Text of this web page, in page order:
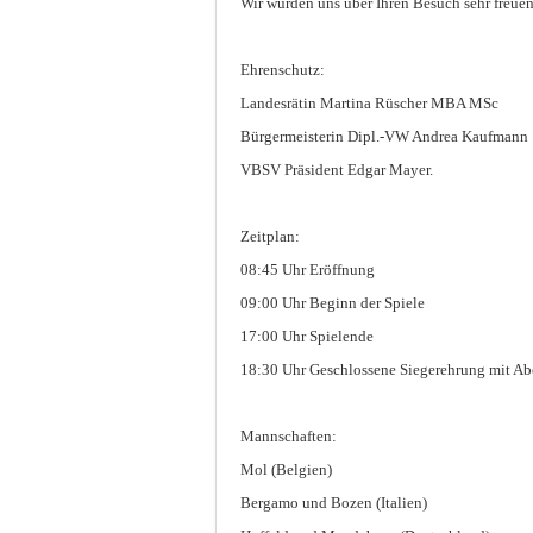
Ehrenschutz:
Landesrätin Martina Rüscher MBA MSc
Bürgermeisterin Dipl.-VW Andrea Kaufmann
VBSV Präsident Edgar Mayer.
Zeitplan:
08:45 Uhr Eröffnung
09:00 Uhr Beginn der Spiele
17:00 Uhr Spielende
18:30 Uhr Geschlossene Siegerehrung mit
Mannschaften:
Mol (Belgien)
Bergamo und Bozen (Italien)